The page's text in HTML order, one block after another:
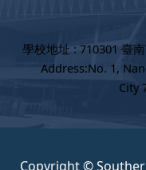
學校地址 : 710301 臺
Address:No. 1,
City
Copyright ©